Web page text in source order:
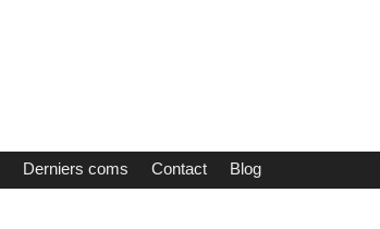
Derniers coms Contact Blog